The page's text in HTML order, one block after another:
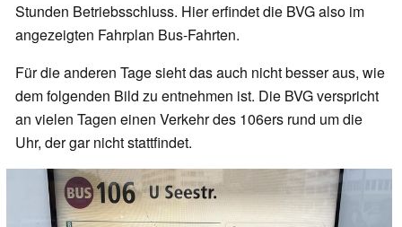
Stunden Betriebsschluss. Hier erfindet die BVG also im
angezeigten Fahrplan Bus-Fahrten.
Für die anderen Tage sieht das auch nicht besser aus, wie
dem folgenden Bild zu entnehmen ist. Die BVG verspricht
an vielen Tagen einen Verkehr des 106ers rund um die
Uhr, der gar nicht stattfindet.